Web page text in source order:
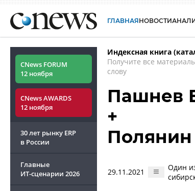
ГЛАВНАЯНОВОСТИ
CNews FORUM
12 ноября
CNews AWARDS
12 ноября
30 лет рынку ERP
в России
Главные
ИТ-сценарии 2026
Индексная книга
Получите все
слову
Пашнев
+
Полянин
29.11.2021
Один